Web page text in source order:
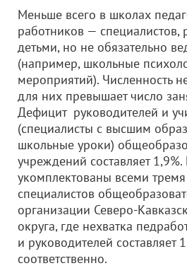
Меньше всего в школах
работников —
детьми, но не обязательно
(например, школьные
мероприятий). Численность
для них превышает число
Дефицит руководителей и
(специалисты с высшим
школьные уроки)
учреждений составляет
укомплектованы всеми
специалистов
организации Северо-
округа, где нехватка
и руководителей составляет
соответственно.